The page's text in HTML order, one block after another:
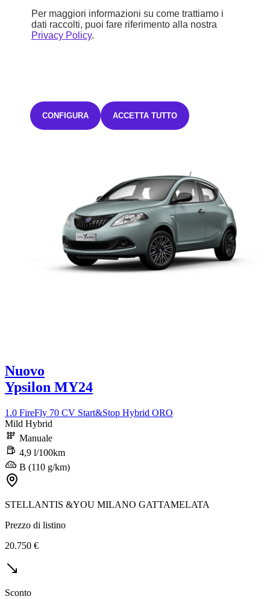
18.965 €
Iva inclusa
Nuovo
Ypsilon MY24
1.0 FireFly 70 CV Start&Stop Hybrid ORO
Mild Hybrid
Manuale
4,9 l/100km
B (110 g/km)
STELLANTIS &YOU MILANO GATTAMELATA
Prezzo di listino
20.750 €
Sconto
Per maggiori informazioni su come trattiamo i
dati raccolti, puoi fare riferimento alla nostra
Privacy Policy.
CONFIGURA ACCETTA TUTTO